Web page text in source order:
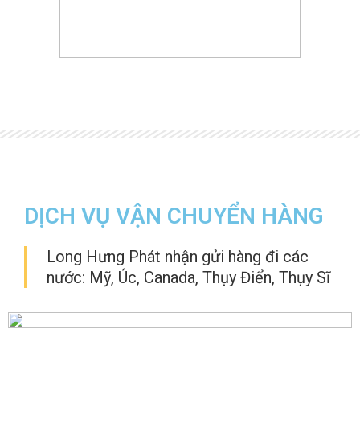
DỊCH VỤ VẬN CHUYỂN HÀNG
Long Hưng Phát nhận gửi hàng đi các
nước: Mỹ, Úc, Canada, Thụy Điển, Thụy Sĩ